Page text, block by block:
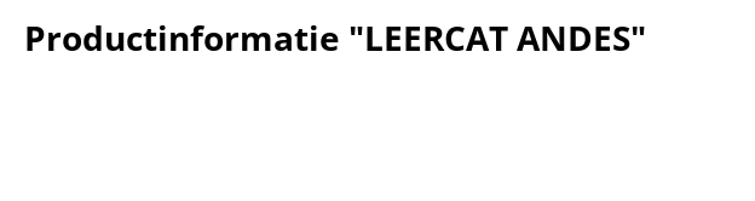
Productinformatie "LEERCAT ANDES"